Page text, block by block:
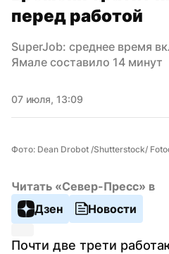
перед работой
SuperJob: среднее время
Ямале составило 14 минут
07 июля, 13:09
Фото: Dean Drobot /Shutterstock/
Читать «Север-Пресс» в
Дзен
Новости
Почти две трети